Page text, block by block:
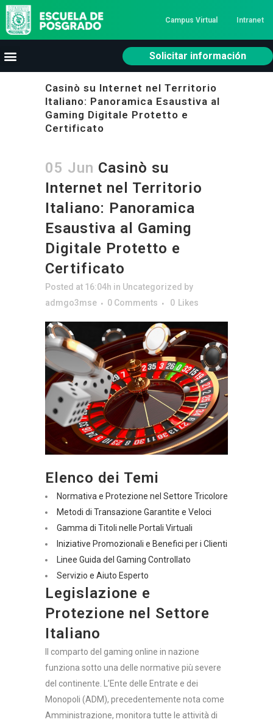
Campus Virtual Intranet
Solicitar información
Casinò su Internet nel Territorio
Italiano: Panoramica Esaustiva al
Gaming Digitale Protetto e
Certificato
05 Jun Casinò su
Internet nel Territorio
Italiano: Panoramica
Esaustiva al Gaming
Digitale Protetto e
Certificato
Posted at 16:04h in Uncategorized by
admgo3mse
0 Comments 0 Likes
Elenco dei Temi
Normativa e Protezione nel Settore Tricolore
Metodi di Transazione Garantite e Veloci
Gamma di Titoli nelle Portali Virtuali
Iniziative Promozionali e Benefici per i Clienti
Linee Guida del Gaming Controllato
Servizio e Aiuto Esperto
Legislazione e
Protezione nel Settore
Italiano
Il comparto del gaming online in nazione
funziona sotto una delle normative più severe
del continente. L’Ente delle Entrate e dei
Monopoli (ADM), precedentemente nota come
Amministrazione, monitora tutte le attività di